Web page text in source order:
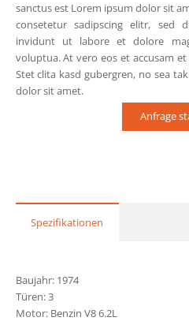
sanctus est Lorem ipsum dolor sit
consetetur sadipscing elitr, sed
invidunt ut labore et dolore
voluptua. At vero eos et accusam
Stet clita kasd gubergren, no sea
dolor sit amet.
Anfrage
Spezifikationen
Baujahr: 1974
Türen: 3
Motor: Benzin V8 6.2L